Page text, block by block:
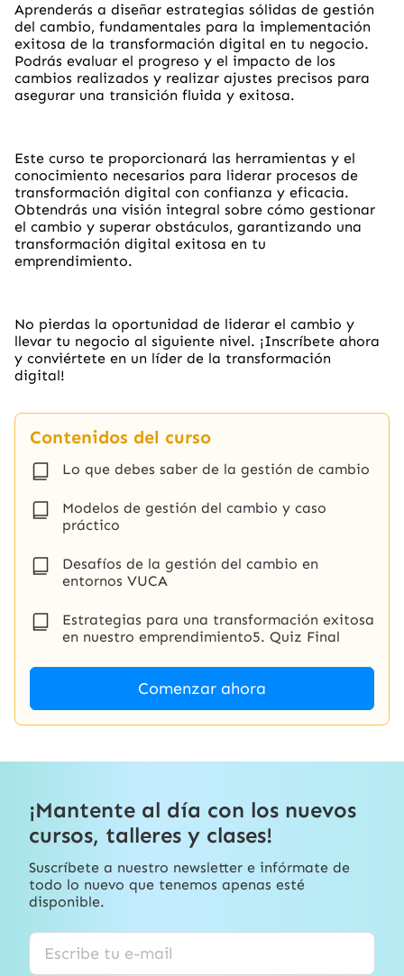
Aprenderás a diseñar estrategias sólidas de gestión
del cambio, fundamentales para la implementación
exitosa de la transformación digital en tu negocio.
Podrás evaluar el progreso y el impacto de los
cambios realizados y realizar ajustes precisos para
asegurar una transición fluida y exitosa.
Este curso te proporcionará las herramientas y el
conocimiento necesarios para liderar procesos de
transformación digital con confianza y eficacia.
Obtendrás una visión integral sobre cómo gestionar
el cambio y superar obstáculos, garantizando una
transformación digital exitosa en tu
emprendimiento.
No pierdas la oportunidad de liderar el cambio y
llevar tu negocio al siguiente nivel. ¡Inscríbete ahora
y conviértete en un líder de la transformación
digital!
Contenidos del curso
Lo que debes saber de la gestión de cambio
Modelos de gestión del cambio y caso
práctico
Desafíos de la gestión del cambio en
entornos VUCA
Estrategias para una transformación exitosa
en nuestro emprendimiento5. Quiz Final
Comenzar ahora
¡Mantente al día con los nuevos
cursos, talleres y clases!
Suscríbete a nuestro newsletter e infórmate de
todo lo nuevo que tenemos apenas esté
disponible.